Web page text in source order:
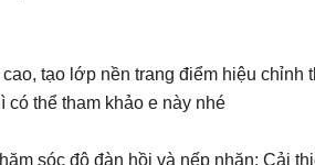
tạo lớp nền trang điểm hiệu chỉnh
thể tham khảo e này nhé
sóc độ đàn hồi và nếp nhăn; Cải